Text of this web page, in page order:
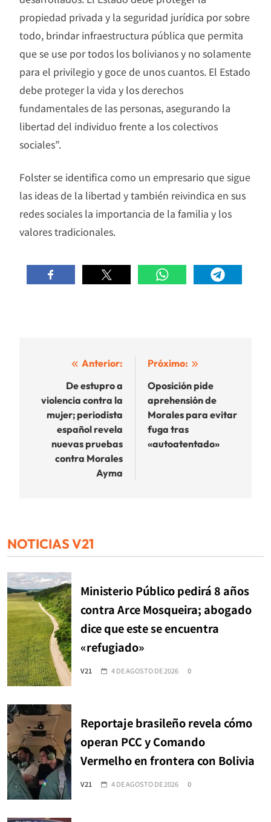
propiedad privada y la seguridad jurídica por sobre
todo, brindar infraestructura pública que permita
que se use por todos los bolivianos y no solamente
para el privilegio y goce de unos cuantos. El Estado
debe proteger la vida y los derechos
fundamentales de las personas, asegurando la
libertad del individuo frente a los colectivos
sociales”.
Folster se identifica como un empresario que sigue
las ideas de la libertad y también reivindica en sus
redes sociales la importancia de la familia y los
valores tradicionales.
Navegación
entradas
Anterior:
De estupro a
violencia contra la
mujer; periodista
español revela
nuevas pruebas
contra Morales
Ayma
Próximo:
Oposición pide
aprehensión de
Morales para evitar
fuga tras
«autoatentado»
NOTICIAS V21
Ministerio Público pedirá 8 años
contra Arce Mosqueira; abogado
dice que este se encuentra
«refugiado»
V21 4 DE AGOSTO DE 2026 0
Reportaje brasileño revela cómo
operan PCC y Comando
Vermelho en frontera con Bolivia
V21 4 DE AGOSTO DE 2026 0